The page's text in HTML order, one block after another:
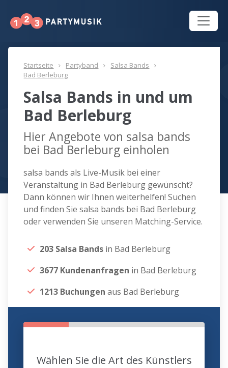
Startseite Partyband
Salsa Bands
Bad Berleburg
Salsa Bands in und um
Bad Berleburg
Hier Angebote von salsa bands
bei Bad Berleburg einholen
salsa bands als Live-Musik bei einer
Veranstaltung in Bad Berleburg gewünscht?
Dann können wir Ihnen weiterhelfen! Suchen
und finden Sie salsa bands bei Bad Berleburg
oder verwenden Sie unseren Matching-Service.
203 Salsa Bands in Bad Berleburg
3677 Kundenanfragen in Bad Berleburg
1213 Buchungen aus Bad Berleburg
Wählen Sie die Art des Künstlers